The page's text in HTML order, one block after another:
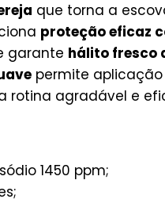
que torna a
proteção eficaz
garante hálito fresco
permite
rotina agradável e
1450 ppm;